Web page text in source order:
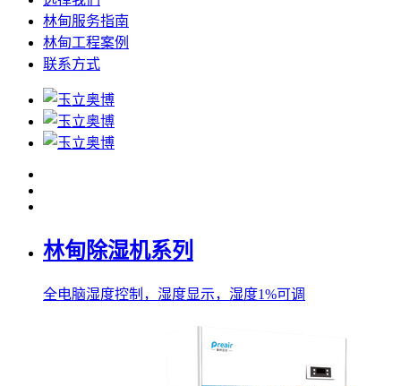
林甸服务指南
林甸工程案例
联系方式
林甸除湿机系列
全电脑湿度控制，湿度显示，湿度1%可调